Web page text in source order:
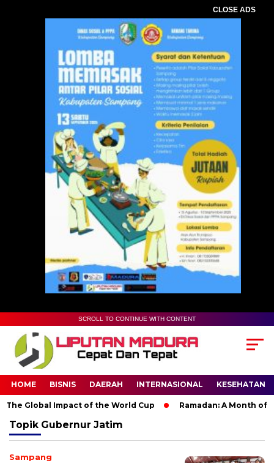
CLOSE ADS
SCROLL TO CONTINUE WITH CONTENT
HOME BISNIS DAERAH INTERNASIONAL KESEHATAN
Global Impact of the World Cup Ramadan: A Month of
Topik Gubernur Jatim
Sampang